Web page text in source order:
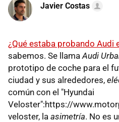
Javier Costas
¿Qué estaba probando Audi
sabemos. Se llamaAudi
prototipo de coche para el
ciudad y sus alrededores,
común con el "Hyundai
Veloster":https://
veloster, la asimetría. No es